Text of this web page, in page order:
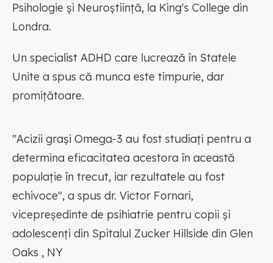
Psihologie și Neuroștiință, la King's College din
Londra.
Un specialist ADHD care lucrează în Statele
Unite a spus că munca este timpurie, dar
promițătoare.
"Acizii grași Omega-3 au fost studiați pentru a
determina eficacitatea acestora în această
populație în trecut, iar rezultatele au fost
echivoce", a spus dr. Victor Fornari,
vicepreședinte de psihiatrie pentru copii și
adolescenți din Spitalul Zucker Hillside din Glen
Oaks , NY